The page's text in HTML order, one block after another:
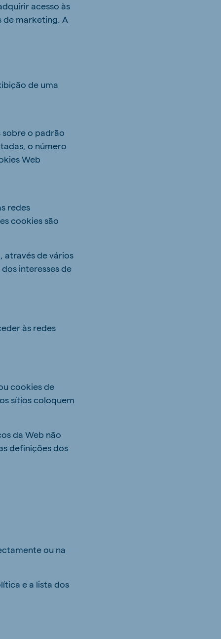
acesso às
de marketing. A
de uma
sobre o padrão
o número
Web
redes
cookies são
através de vários
interesses de
às redes
cookies de
sítios coloquem
da Web não
definições dos
ou na
e a lista dos